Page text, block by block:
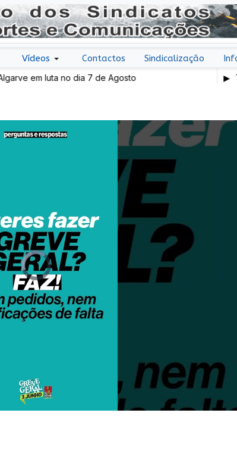
Vídeos Contactos Sindicalização
em luta no dia 7 de Agosto